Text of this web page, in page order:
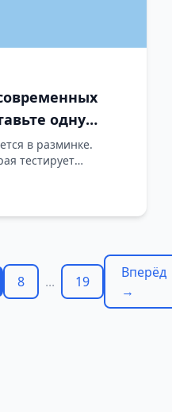
одну
в разминке.
тестирует
минута. Готовы?
8 ... 19
Вперёд
→